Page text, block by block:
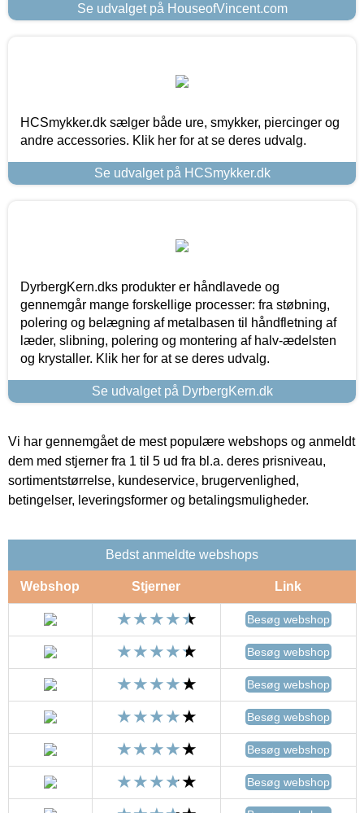
Se udvalget på HouseofVincent.com
HCSmykker.dk sælger både ure, smykker, piercinger og
andre accessories. Klik her for at se deres udvalg.
Se udvalget på HCSmykker.dk
DyrbergKern.dks produkter er håndlavede og
gennemgår mange forskellige processer: fra støbning,
polering og belægning af metalbasen til håndfletning af
læder, slibning, polering og montering af halv-ædelsten
og krystaller. Klik her for at se deres udvalg.
Se udvalget på DyrbergKern.dk
Vi har gennemgået de mest populære webshops og anmeldt
dem med stjerner fra 1 til 5 ud fra bl.a. deres prisniveau,
sortimentstørrelse, kundeservice, brugervenlighed,
betingelser, leveringsformer og betalingsmuligheder.
Bedst anmeldte webshops
Webshop Stjerner Link
Besøg webshop
Besøg webshop
Besøg webshop
Besøg webshop
Besøg webshop
Besøg webshop